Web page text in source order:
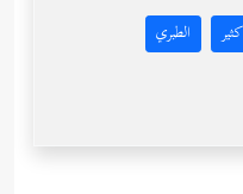
الطبري